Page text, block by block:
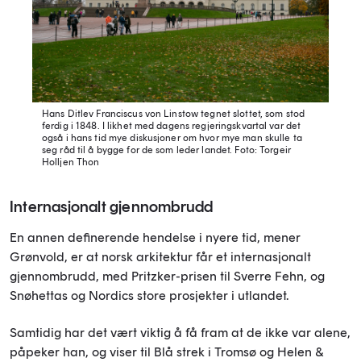
Hans Ditlev Franciscus von Linstow tegnet slottet, som stod
ferdig i 1848. I likhet med dagens regjeringskvartal var det
også i hans tid mye diskusjoner om hvor mye man skulle ta
seg råd til å bygge for de som leder landet. Foto: Torgeir
Holljen Thon
Internasjonalt gjennombrudd
En annen definerende hendelse i nyere tid, mener
Grønvold, er at norsk arkitektur får et internasjonalt
gjennombrudd, med Pritzker-prisen til Sverre Fehn, og
Snøhettas og Nordics store prosjekter i utlandet.
Samtidig har det vært viktig å få fram at de ikke var alene,
påpeker han, og viser til Blå strek i Tromsø og Helen &